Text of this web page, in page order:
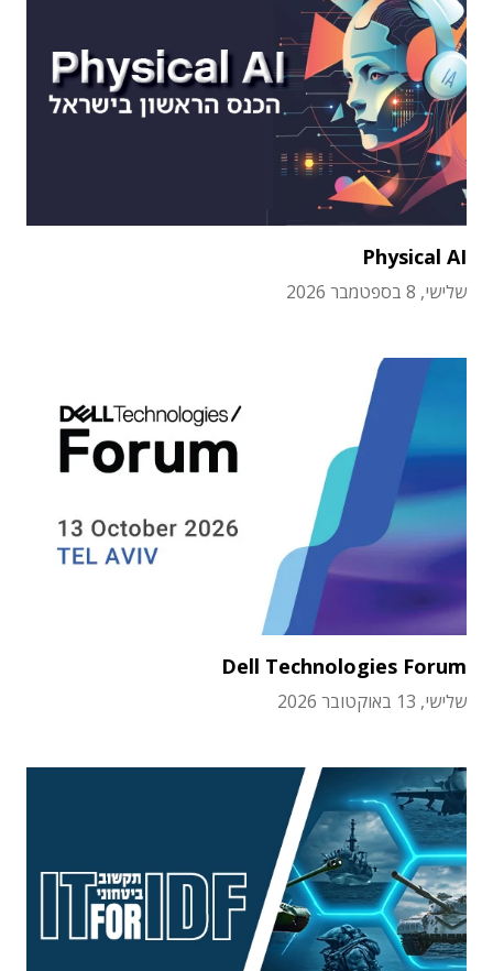
Physical AI
שלישי, 8 בספטמבר 2026
Dell Technologies Forum
שלישי, 13 באוקטובר 2026